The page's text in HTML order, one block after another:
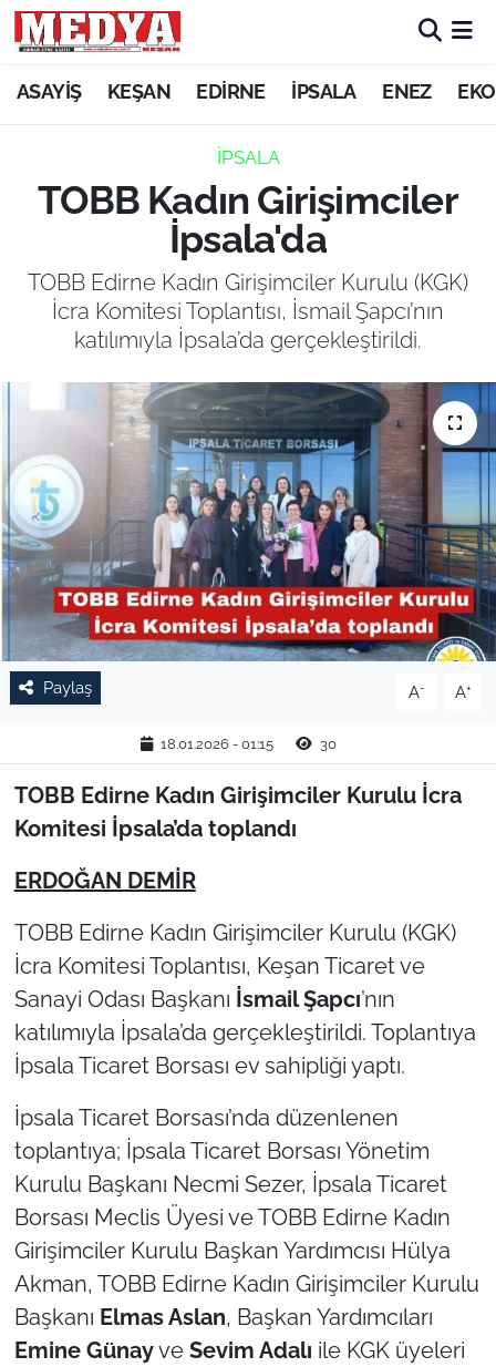
ASAYİŞ KEŞAN EDİRNE İPSALA ENEZ
İPSALA
TOBB Kadın Girişimciler
İpsala'da
TOBB Edirne Kadın Girişimciler Kurulu (KGK)
İcra Komitesi Toplantısı, İsmail Şapcı’nın
katılımıyla İpsala’da gerçekleştirildi.
Paylaş A- A+
18.01.2026 - 01:15 30
TOBB Edirne Kadın Girişimciler Kurulu İcra
Komitesi İpsala’da toplandı
ERDOĞAN DEMİR
TOBB Edirne Kadın Girişimciler Kurulu (KGK)
İcra Komitesi Toplantısı, Keşan Ticaret ve
Sanayi Odası Başkanı İsmail Şapcı’nın
katılımıyla İpsala’da gerçekleştirildi. Toplantıya
İpsala Ticaret Borsası ev sahipliği yaptı.
İpsala Ticaret Borsası’nda düzenlenen
toplantıya; İpsala Ticaret Borsası Yönetim
Kurulu Başkanı Necmi Sezer, İpsala Ticaret
Borsası Meclis Üyesi ve TOBB Edirne Kadın
Girişimciler Kurulu Başkan Yardımcısı Hülya
Akman, TOBB Edirne Kadın Girişimciler Kurulu
Başkanı Elmas Aslan, Başkan Yardımcıları
Emine Günayve Sevim Adalı ile KGK üyeleri
KEŞAN
ASAYİŞ
GÜNDEM
SAĞLIK
EĞİTİM
TARIM VE HAYVANCILIK
KÜLTÜR SANAT
RESMİ İLAN
SPOR
YAŞAM
EDİRNE
TEKİRDAĞ
KIRKLARELİ
ÇANAKKALE
TÜRKİYE
Güvenlik
Genel
Politika
Flaş Haber